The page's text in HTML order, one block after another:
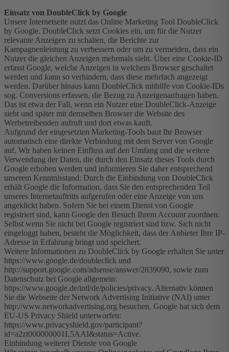
Einsatz von DoubleClick by Google
Unsere Internetseite nutzt das Online Marketing Tool DoubleClick
by Google. DoubleClick setzt Cookies ein, um für die Nutzer
relevante Anzeigen zu schalten, die Berichte zur
Kampagnenleistung zu verbessern oder um zu vermeiden, dass ein
Nutzer die gleichen Anzeigen mehrmals sieht. Über eine Cookie-ID
erfasst Google, welche Anzeigen in welchem Browser geschaltet
werden und kann so verhindern, dass diese mehrfach angezeigt
werden. Darüber hinaus kann DoubleClick mithilfe von Cookie-IDs
sog. Conversions erfassen, die Bezug zu Anzeigenanfragen haben.
Das ist etwa der Fall, wenn ein Nutzer eine DoubleClick-Anzeige
sieht und später mit demselben Browser die Website des
Werbetreibenden aufruft und dort etwas kauft.
Aufgrund der eingesetzten Marketing-Tools baut Ihr Browser
automatisch eine direkte Verbindung mit dem Server von Google
auf. Wir haben keinen Einfluss auf den Umfang und die weitere
Verwendung der Daten, die durch den Einsatz dieses Tools durch
Google erhoben werden und informieren Sie daher entsprechend
unserem Kenntnisstand: Durch die Einbindung von DoubleClick
erhält Google die Information, dass Sie den entsprechenden Teil
unseres Internetauftritts aufgerufen oder eine Anzeige von uns
angeklickt haben. Sofern Sie bei einem Dienst von Google
registriert sind, kann Google den Besuch Ihrem Account zuordnen.
Selbst wenn Sie nicht bei Google registriert sind bzw. Sich nicht
eingeloggt haben, besteht die Möglichkeit, dass der Anbieter Ihre IP-
Adresse in Erfahrung bringt und speichert.
Weitere Informationen zu DoubleClick by Google erhalten Sie unter
https://www.google.de/doubleclick und
http://support.google.com/adsense/answer/2839090, sowie zum
Datenschutz bei Google allgemein:
https://www.google.de/intl/de/policies/privacy. Alternativ können
Sie die Webseite der Network Advertising Initiative (NAI) unter
http://www.networkadvertising.org besuchen. Google hat sich dem
EU-US Privacy Shield unterworfen:
https://www.privacyshield.gov/participant?
id=a2zt000000001L5AAI&status=Active.
Einbindung weiterer Dienste von Google